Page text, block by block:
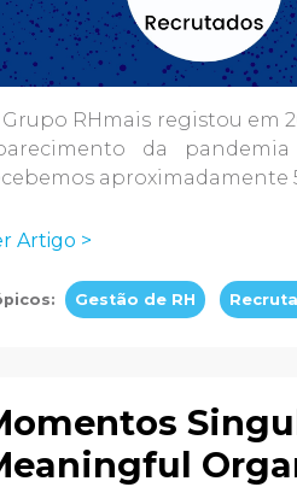
Grupo RHmais registou em
da
aproximadamente
Artigo >
Gestão de RH